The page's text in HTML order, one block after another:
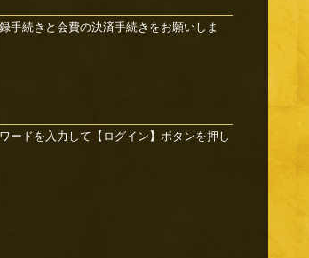
手続きと会費の決済手続きをお願いしま
ードを入力して【ログイン】ボタンを押し